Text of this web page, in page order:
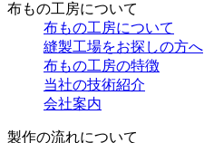
布もの工房について
布もの工房について
縫製工場をお探しの方へ
布もの工房の特徴
当社の技術紹介
会社案内
製作の流れについて